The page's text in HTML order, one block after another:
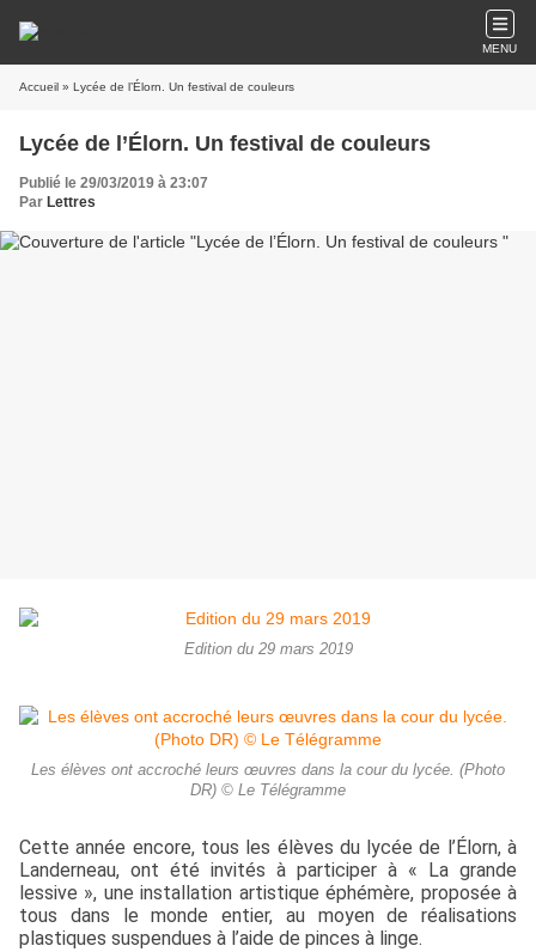
MENU
Accueil » Lycée de l’Élorn. Un festival de couleurs
Lycée de l’Élorn. Un festival de couleurs
Publié le 29/03/2019 à 23:07
Par Lettres
Edition du 29 mars 2019
Les élèves ont accroché leurs œuvres dans la cour du lycée. (Photo
DR) © Le Télégramme
Cette année encore, tous les élèves du lycée de l’Élorn, à
Landerneau, ont été invités à participer à « La grande
lessive », une installation artistique éphémère, proposée à
tous dans le monde entier, au moyen de réalisations
plastiques suspendues à l’aide de pinces à linge.